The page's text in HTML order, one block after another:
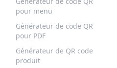
pour menu
Générateur de code QR
pour PDF
Générateur de QR code
produit